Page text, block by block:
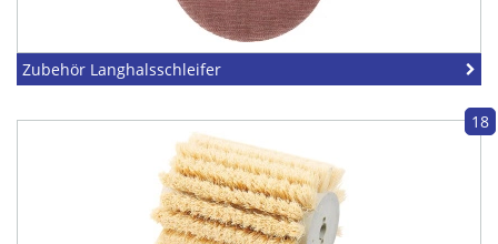
Zubehör Langhalsschleifer
18